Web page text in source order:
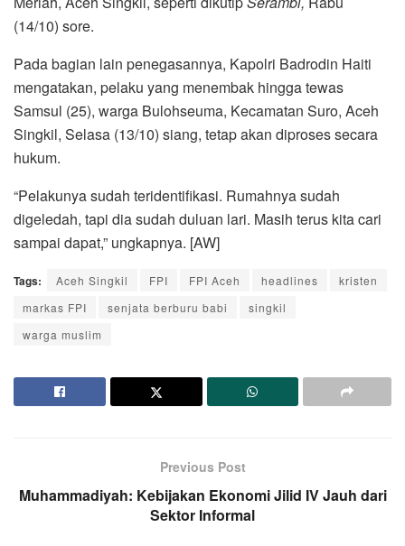
(14/10) sore.
Pada bagian lain penegasannya, Kapolri Badrodin Haiti
mengatakan, pelaku yang menembak hingga tewas
Samsul (25), warga Bulohseuma, Kecamatan Suro, Aceh
Singkil, Selasa (13/10) siang, tetap akan diproses secara
hukum.
“Pelakunya sudah teridentifikasi. Rumahnya sudah
digeledah, tapi dia sudah duluan lari. Masih terus kita cari
sampai dapat,” ungkapnya. [AW]
Tags: Aceh Singkil FPI FPI Aceh headlines
kristen
markas FPI
senjata berburu babi
singkil
warga muslim
Previous Post
Muhammadiyah: Kebijakan Ekonomi Jilid IV Jauh dari
Sektor Informal